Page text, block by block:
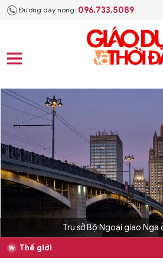
Đường dây nóng: 096.733.5089
Trụ sở Bộ Ngoại giao Nga
Thế giới